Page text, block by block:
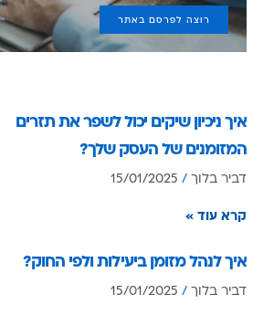
רוצה לפרסם באתר
איך ניכיון שיקים יכול לשפר את תזרים
המזומנים של העסק שלך?
דביר בלוך
קרא עוד »
איך לנהל מזומן ביעילות ולפי החוק?
דביר בלוך